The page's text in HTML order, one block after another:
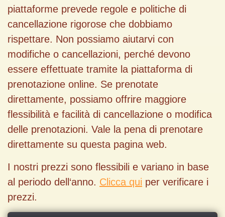
piattaforme prevede regole e politiche di
cancellazione rigorose che dobbiamo
rispettare. Non possiamo aiutarvi con
modifiche o cancellazioni, perché devono
essere effettuate tramite la piattaforma di
prenotazione online. Se prenotate
direttamente, possiamo offrire maggiore
flessibilità e facilità di cancellazione o modifica
delle prenotazioni. Vale la pena di prenotare
direttamente su questa pagina web.
I nostri prezzi sono flessibili e variano in base
al periodo dell‘anno. Clicca qui per verificare i
prezzi.